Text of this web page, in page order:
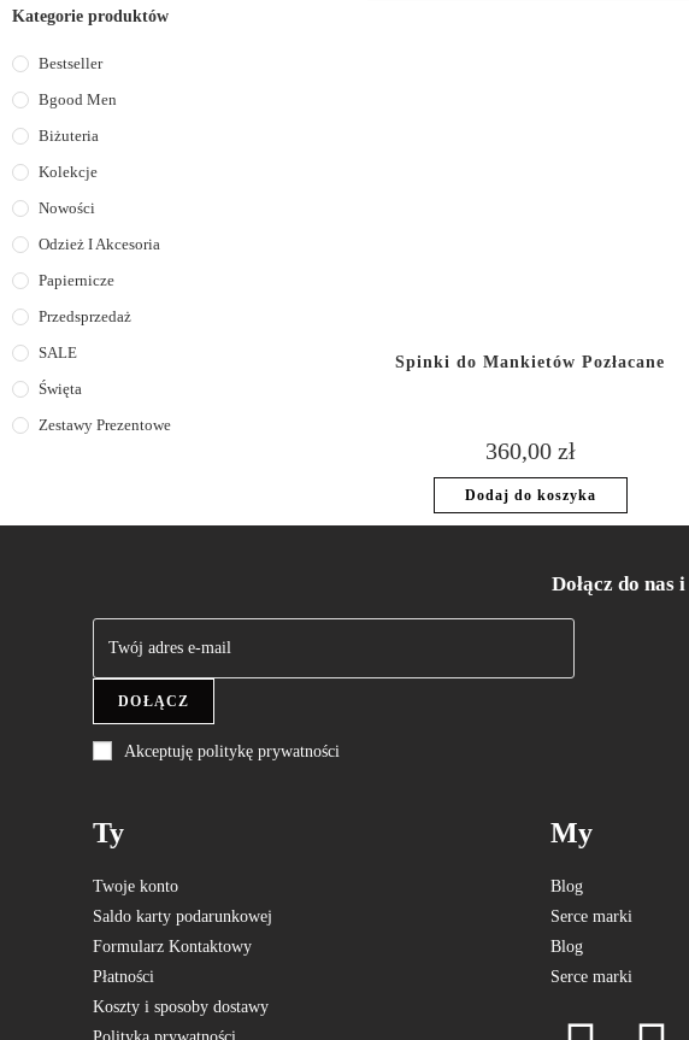
Kategorie produktów
Bestseller
Bgood Men
Biżuteria
Kolekcje
Nowości
Odzież I Akcesoria
Papiernicze
Przedsprzedaż
SALE
Święta
Zestawy Prezentowe
Spinki do Mankietów Pozłacane
360,00 zł
Dodaj do koszyka
Dołącz do
DOŁĄCZ
Akceptuję politykę prywatności
Ty
Twoje konto
Saldo karty podarunkowej
Formularz Kontaktowy
Płatności
Koszty i sposoby dostawy
My
Blog
Serce marki
Blog
Serce marki